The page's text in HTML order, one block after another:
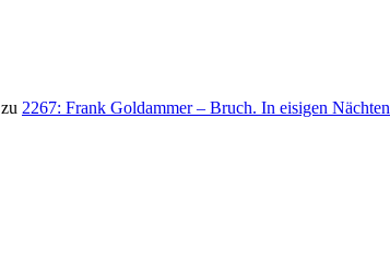
zu 2267: Frank Goldammer – Bruch. In eisigen Nächten